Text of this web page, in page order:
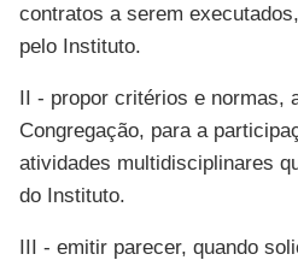
contratos a serem
pelo Instituto.
II - propor critérios e normas,
Congregação, para a
atividades multidisciplinares
do Instituto.
III - emitir parecer, quando